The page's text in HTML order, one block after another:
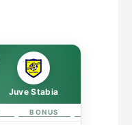
Juve Stabia
BONUS